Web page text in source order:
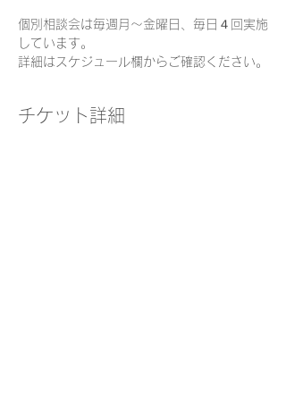
個別相談会は毎週月～金曜日、毎日４回実施
しています。
詳細はスケジュール欄からご確認ください。
チケット詳細